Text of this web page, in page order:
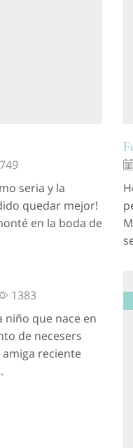
seria y la
quedar mejor!
en la boda de
1383
niño que nace en
de necesers
reciente